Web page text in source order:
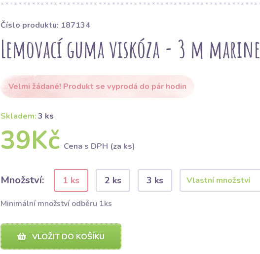
Číslo produktu: 187134
Lemovací guma viskóza - 3 m marine
Velmi žádané! Produkt se vyprodá do pár hodin
Skladem:3 ks
39Kč Cena s DPH (za ks)
Množství: 1 ks 2 ks 3 ks
Minimální množství odběru 1ks
VLOŽIT DO KOŠÍKU